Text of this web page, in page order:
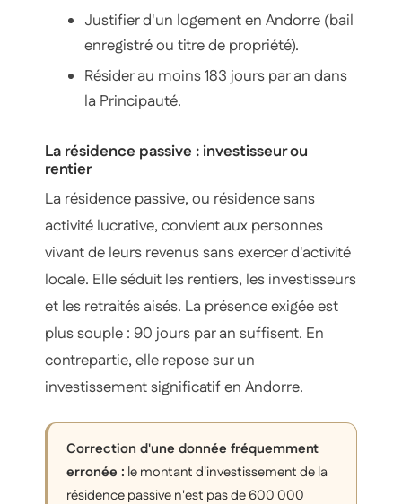
Justifier d'un logement en Andorre (bail
enregistré ou titre de propriété).
Résider au moins 183 jours par an dans
la Principauté.
La résidence passive : investisseur ou
rentier
La résidence passive, ou résidence sans
activité lucrative, convient aux personnes
vivant de leurs revenus sans exercer d'activité
locale. Elle séduit les rentiers, les investisseurs
et les retraités aisés. La présence exigée est
plus souple : 90 jours par an suffisent. En
contrepartie, elle repose sur un
investissement significatif en Andorre.
Correction d'une donnée fréquemment
erronée : le montant d'investissement de la
résidence passive n'est pas de 600 000